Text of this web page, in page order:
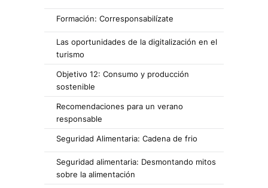
Formación: Corresponsabilízate
Las oportunidades de la digitalización en el
turismo
Objetivo 12: Consumo y producción
sostenible
Recomendaciones para un verano
responsable
Seguridad Alimentaria: Cadena de frio
Seguridad alimentaria: Desmontando mitos
sobre la alimentación